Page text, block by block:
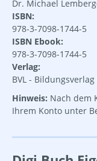
Dr. Michael
ISBN:
978-3-7098-1744-5
ISBN Ebook:
978-3-7098-1744-5
Verlag:
BVL -
Hinweis: Nach dem
Ihrem Konto unter